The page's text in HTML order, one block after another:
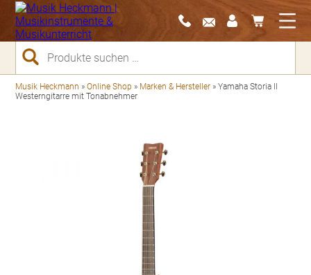
Suchen
nach:
Musik Heckmann »Online Shop » Marken & Hersteller »Yamaha Storia II
Westerngitarre mit Tonabnehmer